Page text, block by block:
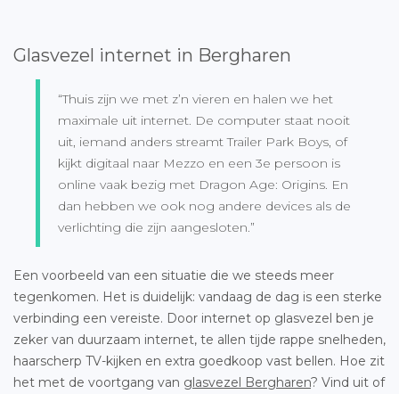
Glasvezel internet in Bergharen
“Thuis zijn we met z’n vieren en halen we het
maximale uit internet. De computer staat nooit
uit, iemand anders streamt Trailer Park Boys, of
kijkt digitaal naar Mezzo en een 3e persoon is
online vaak bezig met Dragon Age: Origins. En
dan hebben we ook nog andere devices als de
verlichting die zijn aangesloten.”
Een voorbeeld van een situatie die we steeds meer
tegenkomen. Het is duidelijk: vandaag de dag is een sterke
verbinding een vereiste. Door internet op glasvezel ben je
zeker van duurzaam internet, te allen tijde rappe snelheden,
haarscherp TV-kijken en extra goedkoop vast bellen. Hoe zit
het met de voortgang van glasvezel Bergharen? Vind uit of